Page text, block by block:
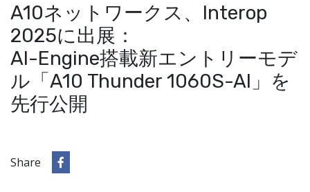
A10ネットワークス、Interop
2025に出展：
AI-Engine搭載新エントリーモデ
ル「A10 Thunder 1060S-AI」を
先行公開
Share